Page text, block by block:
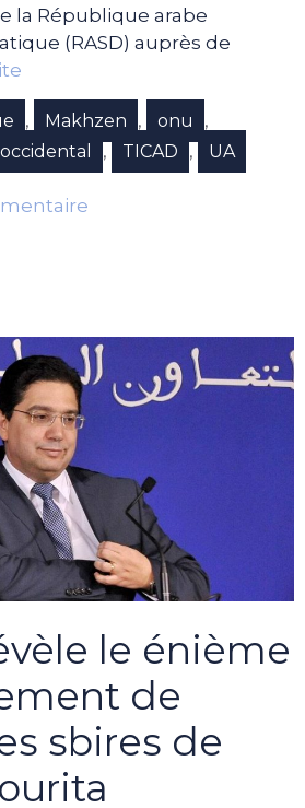
la République arabe
(RASD) auprès de
, Makhzen , onu ,
, TICAD , UA
le énième
de
sbires de